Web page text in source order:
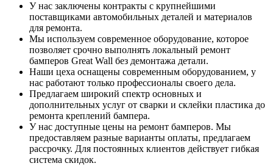
У нас заключены контракты с крупнейшими
поставщиками автомобильных деталей и материалов
для ремонта.
Мы используем современное оборудование, которое
позволяет срочно выполнять локальный ремонт
бамперов Great Wall без демонтажа детали.
Наши цеха оснащены современным оборудованием, у
нас работают только профессионалы своего дела.
Предлагаем широкий спектр основных и
дополнительных услуг от сварки и склейки пластика до
ремонта креплений бампера.
У нас доступные цены на ремонт бамперов. Мы
предоставляем разные варианты оплаты, предлагаем
рассрочку. Для постоянных клиентов действует гибкая
система скидок.